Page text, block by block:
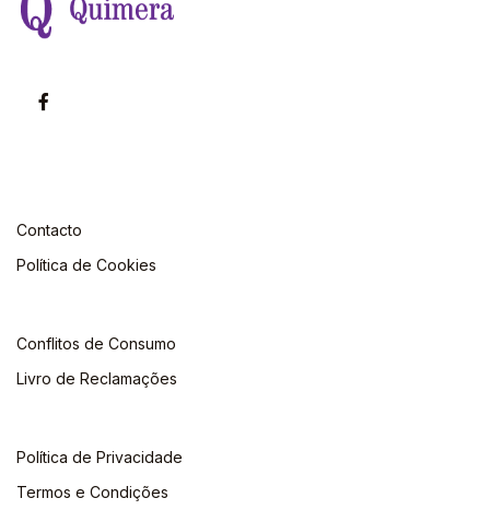
Contacto
Política de Cookies
Conflitos de Consumo
Livro de Reclamações
Política de Privacidade
Termos e Condições